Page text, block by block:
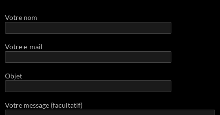
Votre nom
Votre e-mail
Objet
Votre message (facultatif)